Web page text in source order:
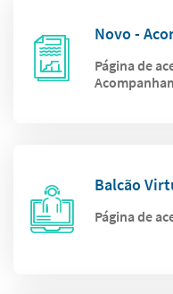
Novo -
Página de
Balcão
Página de